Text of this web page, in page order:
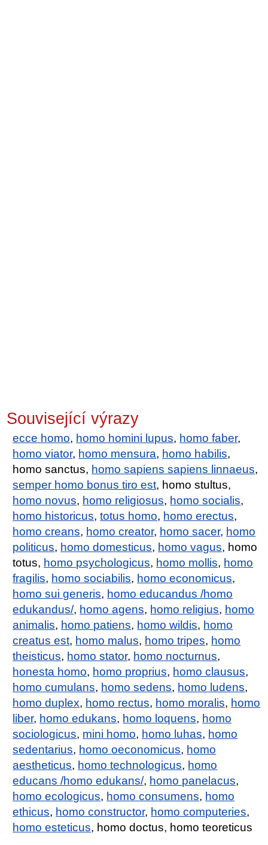
Související výrazy
ecce homo, homo homini lupus, homo faber,
homo viator, homo mensura, homo habilis,
homo sanctus, homo sapiens sapiens linnaeus,
semper homo bonus tiro est, homo stultus,
homo novus, homo religiosus, homo socialis,
homo historicus,totus homo, homo erectus,
homo creans, homo creator, homo sacer, homo
politicus, homo domesticus, homo vagus, homo
totus, homo psychologicus, homo mollis, homo
fragilis, homo sociabilis, homo economicus,
homo sui generis, homo educandus /homo
edukandus/, homo agens, homo religius, homo
animalis, homo patiens, homo wildis, homo
creatus est, homo malus, homo tripes, homo
theisticus, homo stator, homo nocturnus,
honesta homo, homo proprius, homo clausus,
homo cumulans, homo sedens, homo ludens,
homo duplex, homo rectus, homo moralis, homo
liber, homo edukans, homo loquens, homo
sociologicus, mini homo, homo luhas, homo
sedentarius, homo oeconomicus, homo
aestheticus, homo technologicus, homo
educans /homo edukans/, homo panelacus,
homo ecologicus, homo consumens, homo
ethicus, homo constructor, homo computeries,
homo esteticus, homo doctus, homo teoreticus